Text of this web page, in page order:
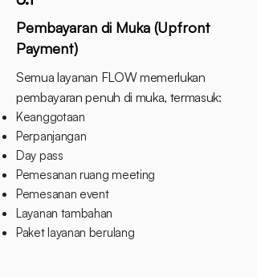
Pembayaran di Muka (Upfront
Payment)
Semua layanan FLOW memerlukan
pembayaran penuh di muka, termasuk:
Keanggotaan
Perpanjangan
Day pass
Pemesanan ruang meeting
Pemesanan event
Layanan tambahan
Paket layanan berulang